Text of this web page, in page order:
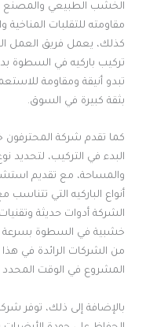
الخشب الطبيعي والمصنع
مقاومته للتقلبات المناخية
كذلك، يعمل فريق العمل
تركيب باركيه في السطوة
تبدو أنيقة ومقاومة
بثقة كبيرة في السوق.
كما تقدم شركة
البدء في التركيب،
والمساحة، مع تقديم
أنواع الباركيه التي
الشركة أدوات حديثة
خشبية في السطوة بسرعة
من الشركات الرائدة في
المشروع في الوقت المحدد
بالإضافة إلى ذلك، توفر